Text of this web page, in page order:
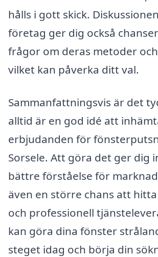
hålls i gott skick.
företag ger dig också
frågor om deras metoder
vilket kan påverka ditt val.
Sammanfattningsvis är det
alltid är en god idé att
erbjudanden för
Sorsele. Att göra det ger dig
bättre förståelse för
även en större chans att
och professionell
kan göra dina fönster
steget idag och börja din